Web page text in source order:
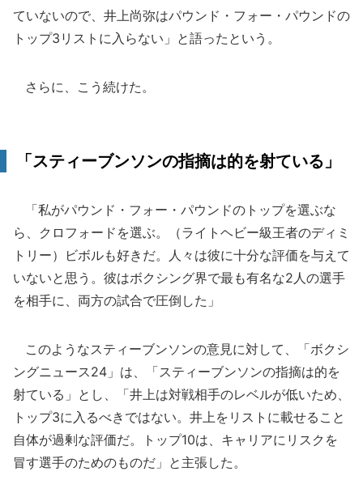
ていないので、井上尚弥はパウンド・フォー・パウンドの
トップ3リストに入らない」と語ったという。
さらに、こう続けた。
「スティーブンソンの指摘は的を射ている」
「私がパウンド・フォー・パウンドのトップを選ぶな
ら、クロフォードを選ぶ。（ライトヘビー級王者のディミ
トリー）ビボルも好きだ。人々は彼に十分な評価を与えて
いないと思う。彼はボクシング界で最も有名な2人の選手
を相手に、両方の試合で圧倒した」
このようなスティーブンソンの意見に対して、「ボクシ
ングニュース24」は、「スティーブンソンの指摘は的を
射ている」とし、「井上は対戦相手のレベルが低いため、
トップ3に入るべきではない。井上をリストに載せること
自体が過剰な評価だ。トップ10は、キャリアにリスクを
冒す選手のためのものだ」と主張した。